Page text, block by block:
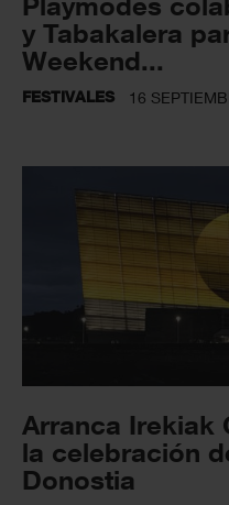
y Tabakalera
Weekend...
FESTIVALES 16
Arranca Irekiak
la celebración
Donostia